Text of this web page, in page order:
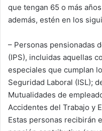
que tengan 65 o más
además, estén en los
– Personas pensionadas
(IPS), incluidas aquellas
especiales que cumplan
Seguridad Laboral (ISL);
Mutualidades de
Accidentes del Trabajo y
Estas personas recibirán